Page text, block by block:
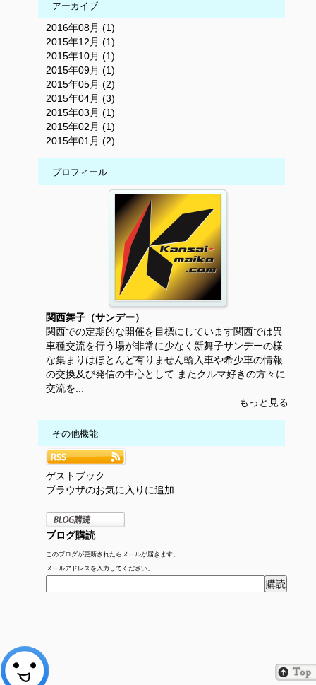
アーカイブ
2016年08月 (1)
2015年12月 (1)
2015年10月 (1)
2015年09月 (1)
2015年05月 (2)
2015年04月 (3)
2015年03月 (1)
2015年02月 (1)
2015年01月 (2)
プロフィール
関西舞子（サンデー）
関西での定期的な開催を目標にしています関西では異
車種交流を行う場が非常に少なく新舞子サンデーの様
な集まりはほとんど有りません輸入車や希少車の情報
の交換及び発信の中心として またクルマ好きの方々に
交流を...
もっと見る
その他機能
ゲストブック
ブラウザのお気に入りに追加
ブログ購読
このブログが更新されたらメールが届きます。
メールアドレスを入力してください。